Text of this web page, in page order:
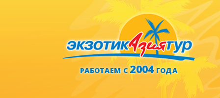
РАБОТАЕМ С2004ГОДА